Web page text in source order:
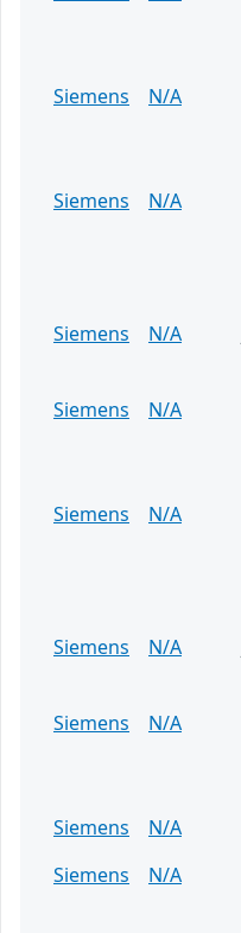
Siemens
N/A
Siemens
N/A
Siemens
N/A
Siemens
N/A
Siemens
N/A
Siemens
N/A
Siemens
N/A
Siemens
N/A
Siemens
N/A